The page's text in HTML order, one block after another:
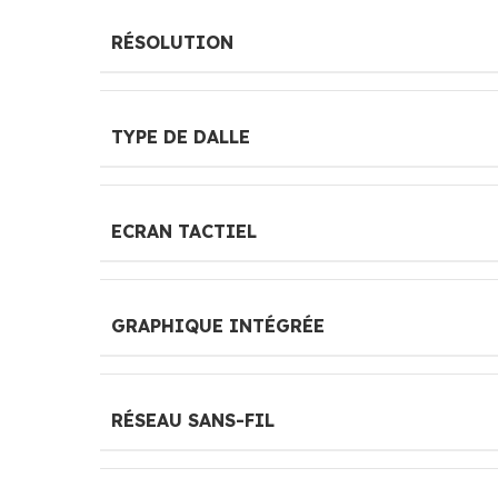
RÉSOLUTION
TYPE DE DALLE
ECRAN TACTIEL
GRAPHIQUE INTÉGRÉE
RÉSEAU SANS-FIL